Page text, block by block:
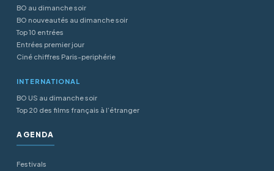
BO au dimanche soir
BO nouveautés au dimanche soir
Top 10 entrées
Entrées premier jour
Ciné chiffres Paris-periphérie
INTERNATIONAL
BO US au dimanche soir
Top 20 des films français à l’étranger
AGENDA
Festivals